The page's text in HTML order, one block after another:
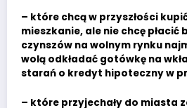
– które chcą w przyszłości
mieszkanie, ale nie chcę płacić
czynszów na wolnym rynku
wolą odkładać gotówkę na
starań o kredyt hipoteczny w
– które przyjechały do miasta